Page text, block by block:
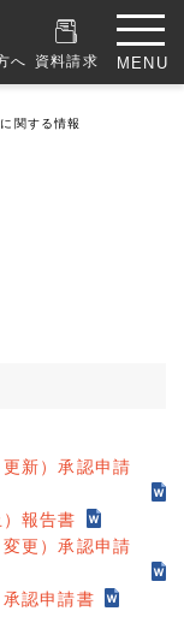
へ 資料請求
関する情報
新）承認申請
報告書
更）承認申請
認申請書